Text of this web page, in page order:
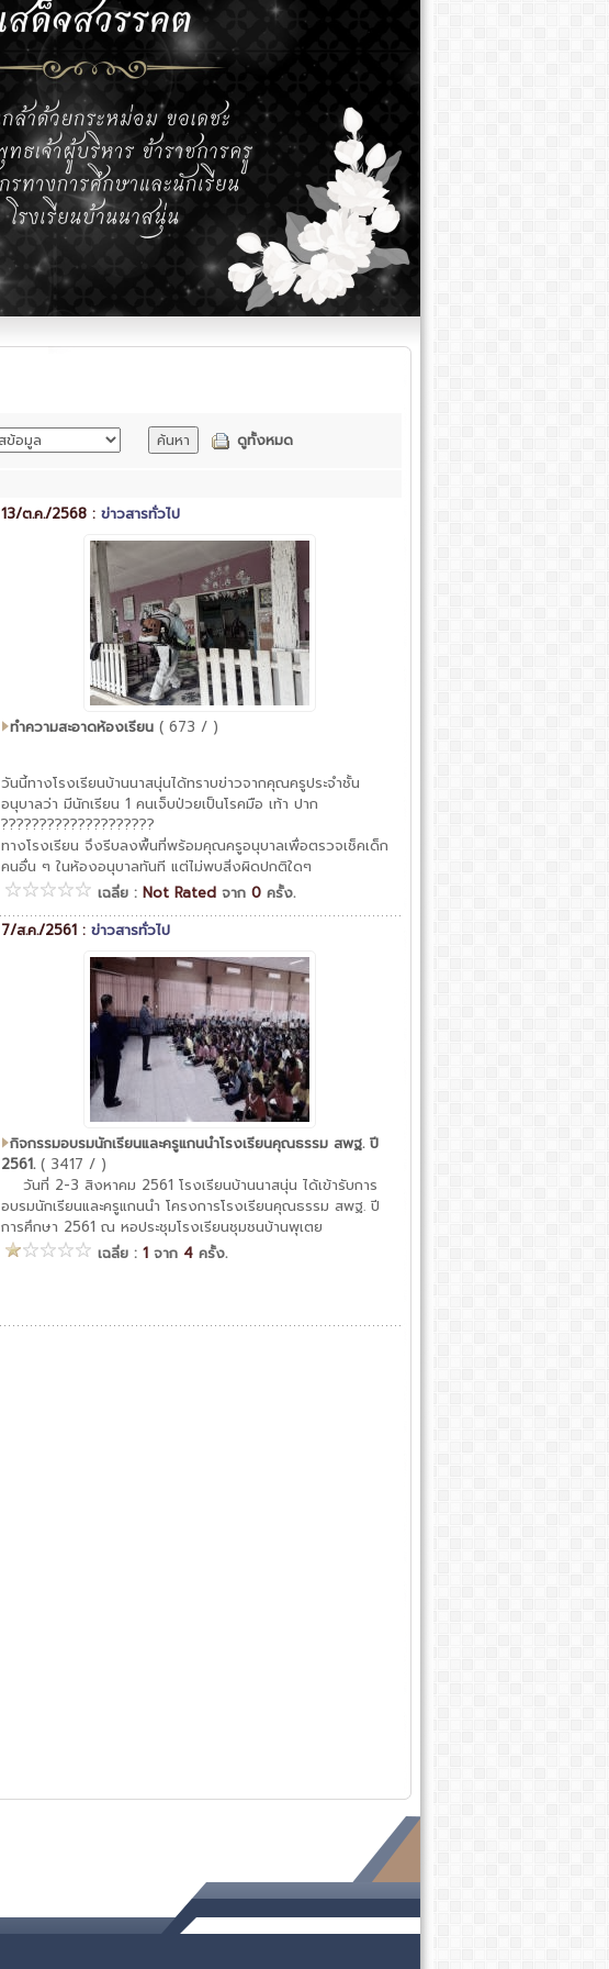
ดูทั้งหมด
13/ต.ค./2568 : ข่าวสารทั่วไป
ทำความสะอาดห้องเรียน ( 673 / )
วันนี้ทางโรงเรียนบ้านนาสนุ่นได้ทราบข่าวจากคุณครูประจำชั้น
อนุบาลว่า มีนักเรียน 1 คนเจ็บป่วยเป็นโรคมือ เท้า ปาก
????????????????????
ทางโรงเรียน จึงรีบลงพื้นที่พร้อมคุณครูอนุบาลเพื่อตรวจเช็คเด็ก
คนอื่น ๆ ในห้องอนุบาลทันที แต่ไม่พบสิ่งผิดปกติใดๆ
เฉลี่ย : Not Rated จาก 0 ครั้ง.
7/ส.ค./2561 : ข่าวสารทั่วไป
กิจกรรมอบรมนักเรียนและครูแกนนำโรงเรียนคุณธรรม สพฐ. ปี
2561.( 3417 / )
วันที่ 2-3 สิงหาคม 2561 โรงเรียนบ้านนาสนุ่น ได้เข้ารับการ
อบรมนักเรียนและครูแกนนำ โครงการโรงเรียนคุณธรรม สพฐ. ปี
การศึกษา 2561 ณ หอประชุมโรงเรียนชุมชนบ้านพุเตย
เฉลี่ย : 1 จาก 4 ครั้ง.